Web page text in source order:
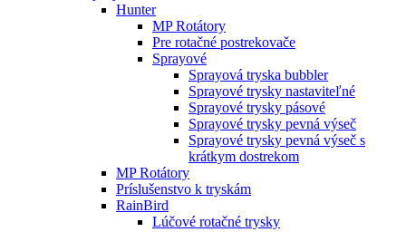
Hunter
MP Rotátory
Pre rotačné postrekovače
Sprayové
Sprayová tryska bubbler
Sprayové trysky nastaviteľné
Sprayové trysky pásové
Sprayové trysky pevná výseč
Sprayové trysky pevná výseč s
krátkym dostrekom
MP Rotátory
Príslušenstvo k tryskám
RainBird
Lúčové rotačné trysky